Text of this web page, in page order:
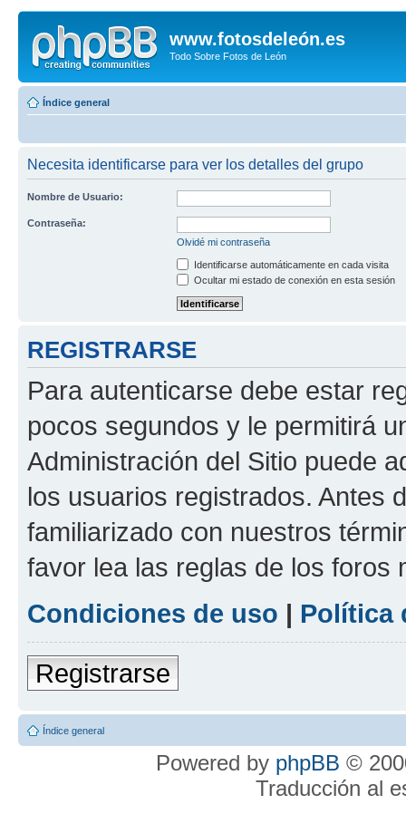
www.fotosdeleón.es
Todo Sobre Fotos de León
Índice general
Necesita identificarse para ver los detalles del grupo
Nombre de Usuario:
Contraseña:
Olvidé mi contraseña
Identificarse automáticamente en cada visita
Ocultar mi estado de conexión en esta sesión
REGISTRARSE
Para autenticarse debe estar
pocos segundos y le permitirá
Administración del Sitio puede
los usuarios registrados. Antes
familiarizado con nuestros
favor lea las reglas de los foros
Condiciones de uso | Política
Registrarse
Índice general
Powered by phpBB ©
Traducción al